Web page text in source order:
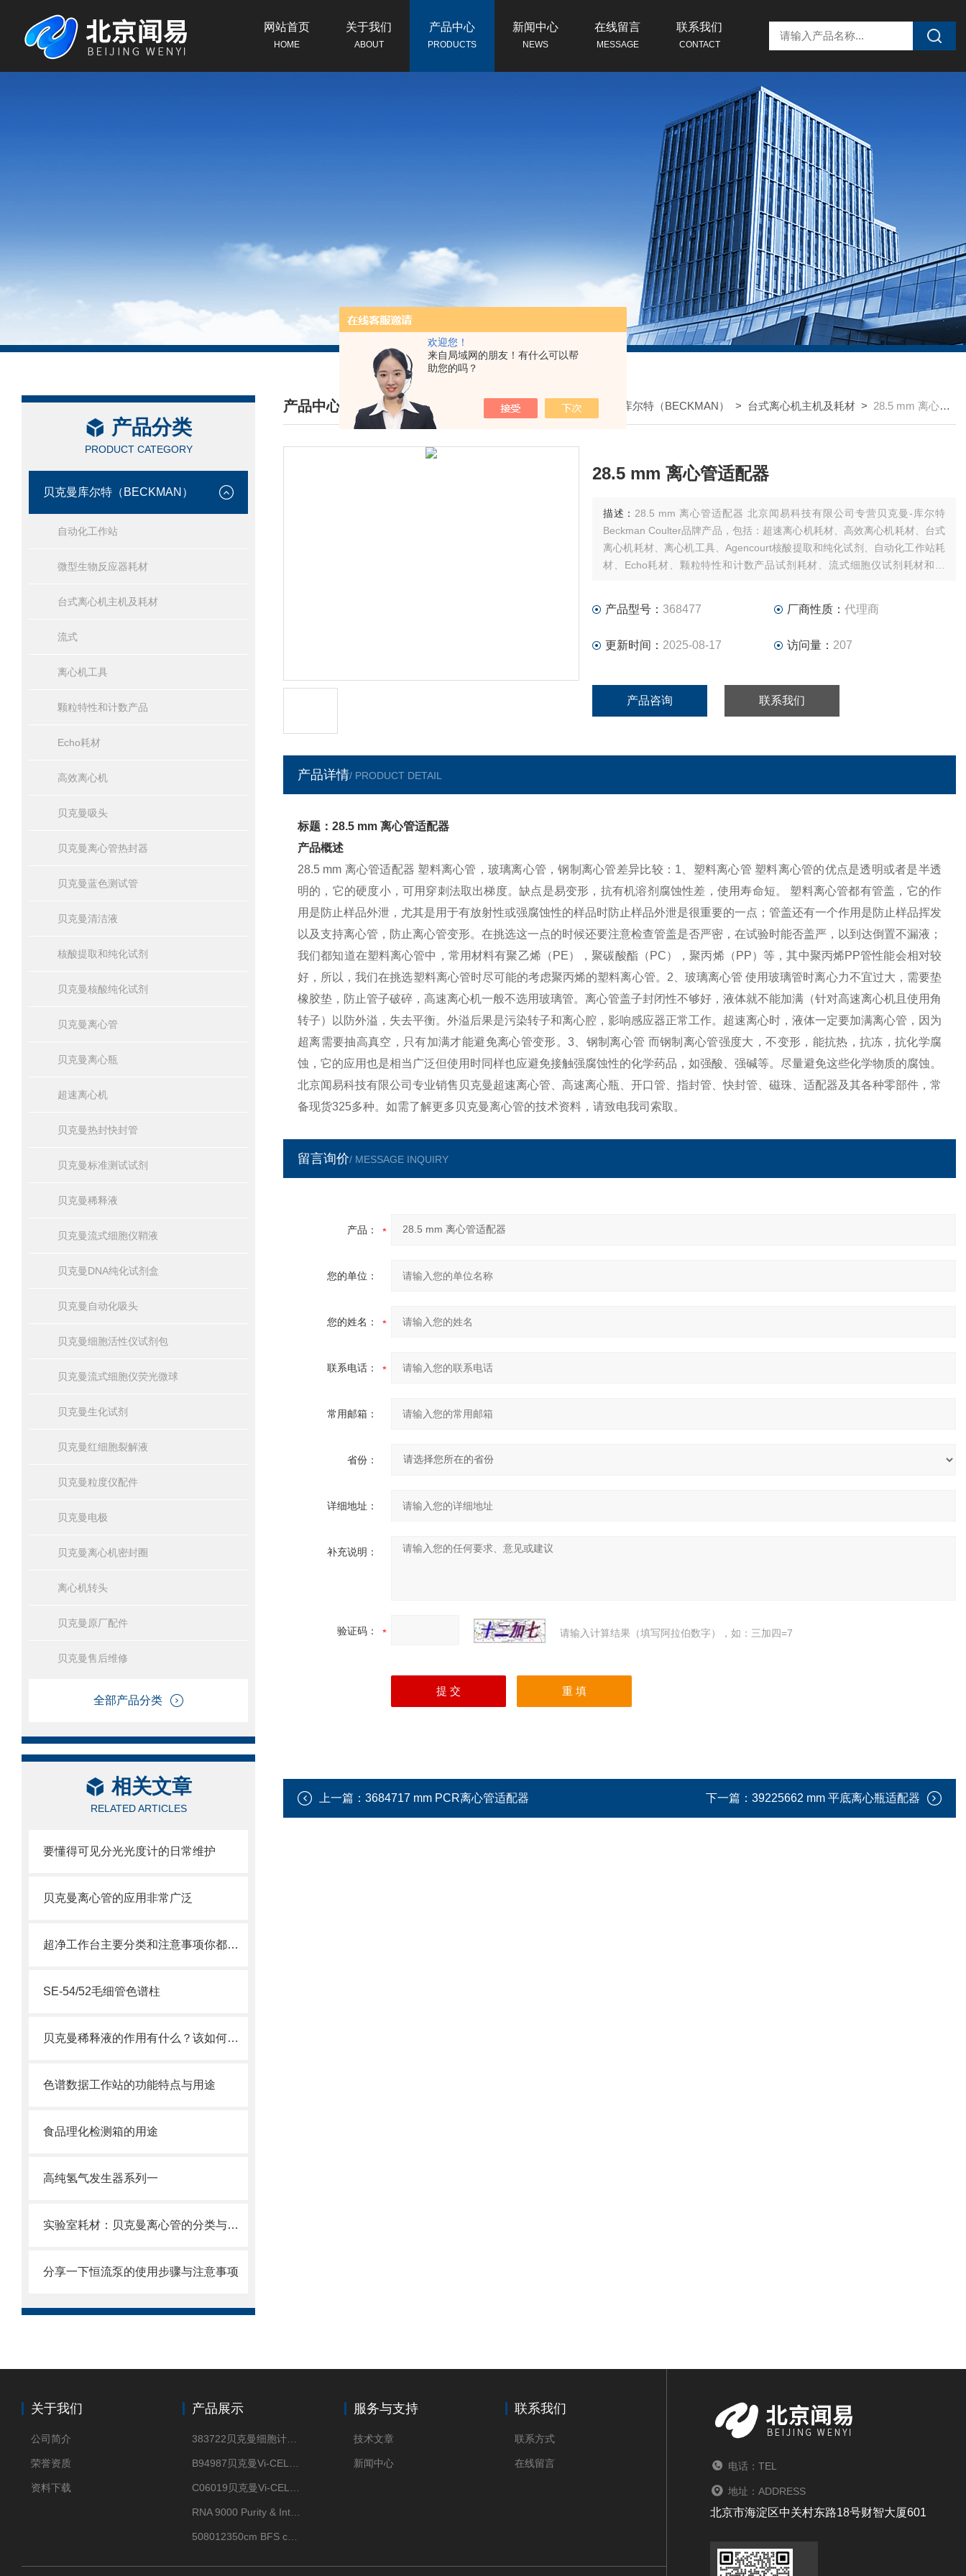
欢迎您！
来自局域网的朋友！有什么可以帮
助您的吗？
网站首页
HOME
关于我们
ABOUT
产品中心
PRODUCTS
新闻中心
NEWS
在线留言
MESSAGE
联系我们
CONTACT
产品分类
PRODUCT CATEGORY
贝克曼库尔特（BECKMAN）
自动化工作站
微型生物反应器耗材
台式离心机主机及耗材
流式
离心机工具
颗粒特性和计数产品
Echo耗材
高效离心机
贝克曼吸头
贝克曼离心管热封器
贝克曼蓝色测试管
贝克曼清洁液
核酸提取和纯化试剂
贝克曼核酸纯化试剂
贝克曼离心管
贝克曼离心瓶
超速离心机
贝克曼热封快封管
贝克曼标准测试试剂
贝克曼稀释液
贝克曼流式细胞仪鞘液
贝克曼DNA纯化试剂盒
贝克曼自动化吸头
贝克曼细胞活性仪试剂包
贝克曼流式细胞仪荧光微球
贝克曼生化试剂
贝克曼红细胞裂解液
贝克曼粒度仪配件
贝克曼电极
贝克曼离心机密封圈
离心机转头
贝克曼原厂配件
贝克曼售后维修
全部产品分类
相关文章
RELATED ARTICLES
要懂得可见分光光度计的日常维护
贝克曼离心管的应用非常广泛
超净工作台主要分类和注意事项你都了解了吗？
SE-54/52毛细管色谱柱
贝克曼稀释液的作用有什么？该如何进行使用？
色谱数据工作站的功能特点与用途
食品理化检测箱的用途
高纯氢气发生器系列一
实验室耗材：贝克曼离心管的分类与使用注意事项
分享一下恒流泵的使用步骤与注意事项
产品中心
/ PRODUCTS CENTER
首页> 产品中心> 贝克曼库尔特（BECKMAN） > 台式离心机主机及耗材 > 28.5 mm 离心管适配器
28.5 mm 离心管适配器
描述： 28.5 mm 离心管适配器 北京闻易科技有限公司专营贝克曼-库尔特
Beckman Coulter品牌产品，包括：超速离心机耗材、高效离心机耗材、台式
离心机耗材、离心机工具、Agencourt核酸提取和纯化试剂、自动化工作站耗
材、Echo耗材、颗粒特性和计数产品试剂耗材、流式细胞仪试剂耗材和软
产品型号： 368477 厂商性质： 代理商
更新时间： 2025-08-17 访问量： 207
产品咨询 联系我们
产品详情/ PRODUCT DETAIL
标题：28.5 mm 离心管适配器
产品概述
28.5 mm 离心管适配器 塑料离心管，玻璃离心管，钢制离心管差异比较：1、塑料离心管 塑料离心管的优点是透明或者是半透
明的，它的硬度小，可用穿刺法取出梯度。缺点是易变形，抗有机溶剂腐蚀性差，使用寿命短。 塑料离心管都有管盖，它的作
用是防止样品外泄，尤其是用于有放射性或强腐蚀性的样品时防止样品外泄是很重要的一点；管盖还有一个作用是防止样品挥发
以及支持离心管，防止离心管变形。在挑选这一点的时候还要注意检查管盖是否严密，在试验时能否盖严，以到达倒置不漏液；
我们都知道在塑料离心管中，常用材料有聚乙烯（PE），聚碳酸酯（PC），聚丙烯（PP）等，其中聚丙烯PP管性能会相对较
好，所以，我们在挑选塑料离心管时尽可能的考虑聚丙烯的塑料离心管。2、玻璃离心管 使用玻璃管时离心力不宜过大，需要垫
橡胶垫，防止管子破碎，高速离心机一般不选用玻璃管。离心管盖子封闭性不够好，液体就不能加满（针对高速离心机且使用角
转子）以防外溢，失去平衡。外溢后果是污染转子和离心腔，影响感应器正常工作。超速离心时，液体一定要加满离心管，因为
超离需要抽高真空，只有加满才能避免离心管变形。3、钢制离心管 而钢制离心管强度大，不变形，能抗热，抗冻，抗化学腐
蚀，它的应用也是相当广泛但使用时同样也应避免接触强腐蚀性的化学药品，如强酸、强碱等。尽量避免这些化学物质的腐蚀。
北京闻易科技有限公司专业销售贝克曼超速离心管、高速离心瓶、开口管、指封管、快封管、磁珠、适配器及其各种零部件，常
备现货325多种。如需了解更多贝克曼离心管的技术资料，请致电我司索取。
留言询价/ MESSAGE INQUIRY
产品：
您的单位：
您的姓名：
联系电话：
常用邮箱：
省份：
详细地址：
补充说明：
验证码： 请输入计算结果（填写阿拉伯数字），如：三加四=7
上一篇： 3684717 mm PCR离心管适配器 下一篇： 39225662 mm 平底离心瓶适配器
关于我们
公司简介
荣誉资质
资料下载
产品展示 服务与支持
技术文章
新闻中心
联系我们
联系方式
在线留言 电话：TEL
地址：ADDRESS
北京市海淀区中关村东路18号财智大厦601